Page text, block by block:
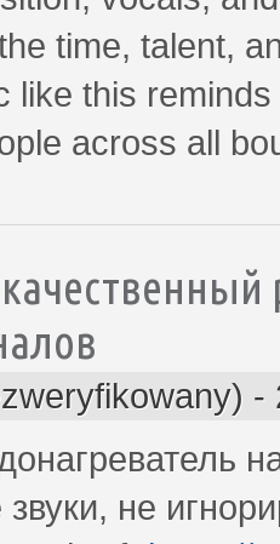
time, talent,
like this
across all
-
звуки, не